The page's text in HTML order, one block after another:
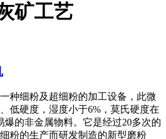
矿工艺
种细粉及超细粉的加工设备，此微
低硬度，湿度小于6%，莫氏硬度在
爆的非金属物料。它是经过20多次的
粉的生产而研发制造的新型磨粉